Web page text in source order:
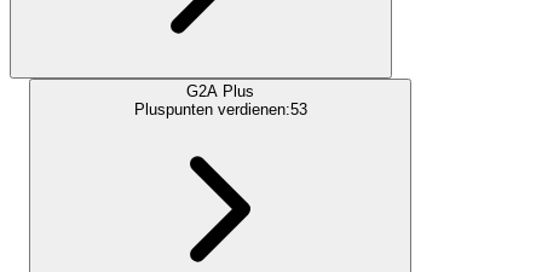
G2A Plus
Pluspunten verdienen:53